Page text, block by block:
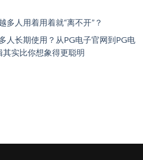
多人用着用着就“离不开”？
人长期使用？从PG电子官网到PG电
实比你想象得更聪明